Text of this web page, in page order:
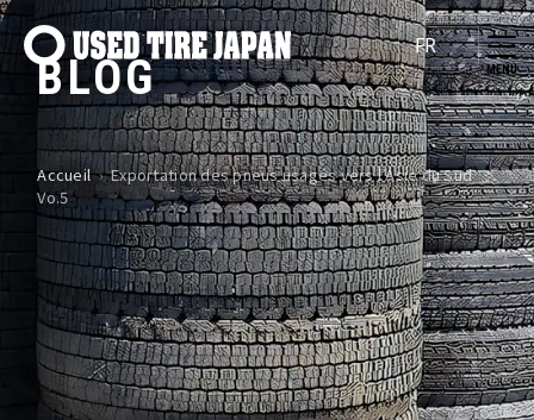
Navigation principale
BLOG
Accueil › Exportation des pneus usagés vers l’Asie du Sud
Vo.5